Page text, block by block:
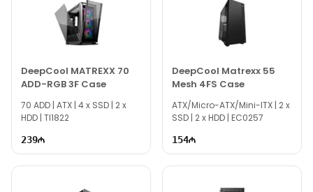
DeepCool MATREXX 70
ADD-RGB 3F Case
70 ADD | ATX | 4 x SSD | 2 x
HDD | TI1822
239
DeepCool Matrexx 55
Mesh 4FS Case
ATX/Micro-ATX/Mini-ITX | 2 x
SSD | 2 x HDD | EC0257
154